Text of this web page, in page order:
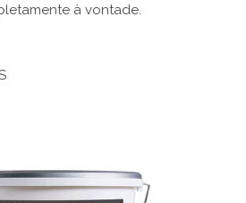
à vontade.